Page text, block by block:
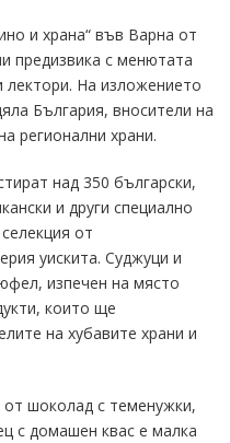
и храна“ във Варна от
предизвика с менютата
На изложението
България, вносители на
регионални храни.
над 350 български,
и други специално
от
уискита. Суджуци и
изпечен на място
които ще
на хубавите храни и
шоколад с теменужки,
с домашен квас е малка